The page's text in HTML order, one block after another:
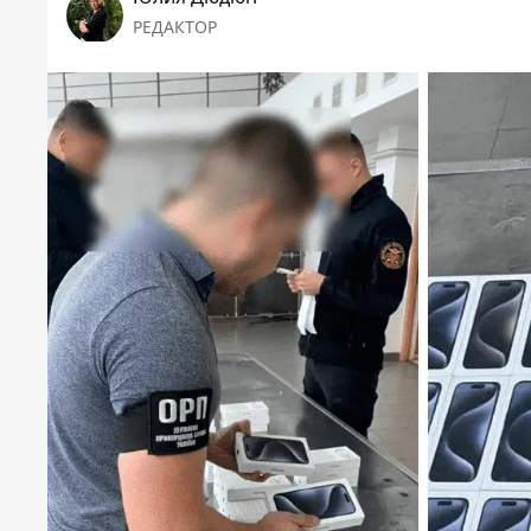
РЕДАКТОР